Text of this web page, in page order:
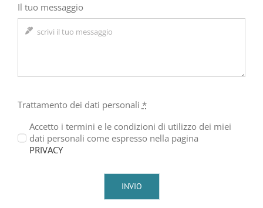
Il tuo messaggio
Trattamento dei dati personali *
Accetto i termini e le condizioni di utilizzo dei miei
dati personali come espresso nella pagina
PRIVACY
INVIO